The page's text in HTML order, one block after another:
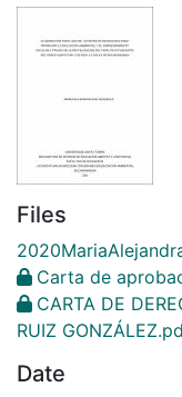
Files
Carta de
CARTA DE
RUIZ
Date